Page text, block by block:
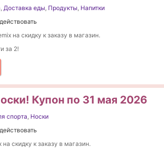
, Доставка еды, Продукты, Напитки
на скидку к заказу в магазин.
за 2!
Купон по 31 мая 2026
спорта, Носки
скидку к заказу в магазин.